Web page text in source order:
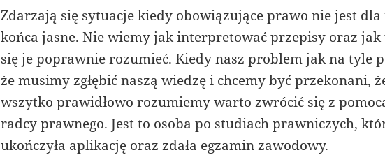
Zdarzają się sytuacje kiedy obowiązujące prawo nie jest dla
końca jasne. Nie wiemy jak interpretować przepisy oraz
się je poprawnie rozumieć. Kiedy nasz problem jak na tyle
że musimy zgłębić naszą wiedzę i chcemy być przekonani,
wszytko prawidłowo rozumiemy warto zwrócić się z
radcy prawnego. Jest to osoba po studiach prawniczych,
ukończyła aplikację oraz zdała egzamin zawodowy.